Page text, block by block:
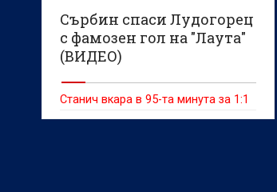
Сърбин спаси Лудогорец
с фамозен гол на "Лаута"
(ВИДЕО)
Станич вкара в 95-та минута за 1:1